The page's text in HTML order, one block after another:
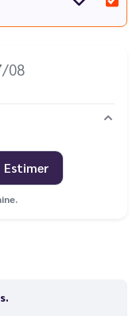
08
Estimer